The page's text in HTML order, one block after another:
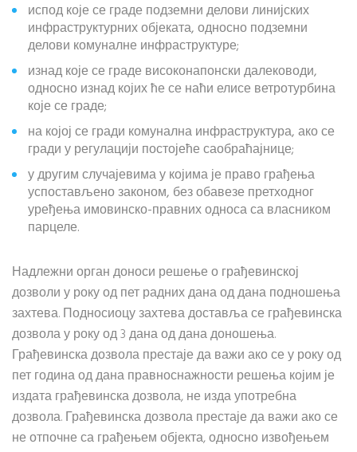
испод које се граде подземни делови линијских
инфраструктурних објеката, односно подземни
делови комуналне инфраструктуре;
изнад које се граде високонапонски далеководи,
односно изнад којих ће се наћи елисе ветротурбина
које се граде;
на којој се гради комунална инфраструктура, ако се
гради у регулацији постојеће саобраћајнице;
у другим случајевима у којима је право грађења
успостављено законом, без обавезе претходног
уређења имовинско-правних односа са власником
парцеле.
Надлежни орган доноси решење о грађевинској
дозволи у року од пет радних дана од дана подношења
захтева. Подносиоцу захтева доставља се грађевинска
дозвола у року од 3 дана од дана доношења.
Грађевинска дозвола престаје да важи ако се у року од
пет година од дана правноснажности решења којим је
издата грађевинска дозвола, не изда употребна
дозвола. Грађевинска дозвола престаје да важи ако се
не отпочне са грађењем објекта, односно извођењем